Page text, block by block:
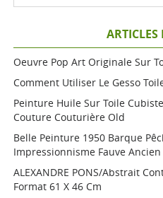
ARTICLES
Oeuvre Pop Art Originale Sur
Comment Utiliser Le Gesso
Peinture Huile Sur Toile
Couture Couturière Old
Belle Peinture 1950 Barque
Impressionnisme Fauve Ancien
ALEXANDRE PONS/Abstrait
Format 61 X 46 Cm